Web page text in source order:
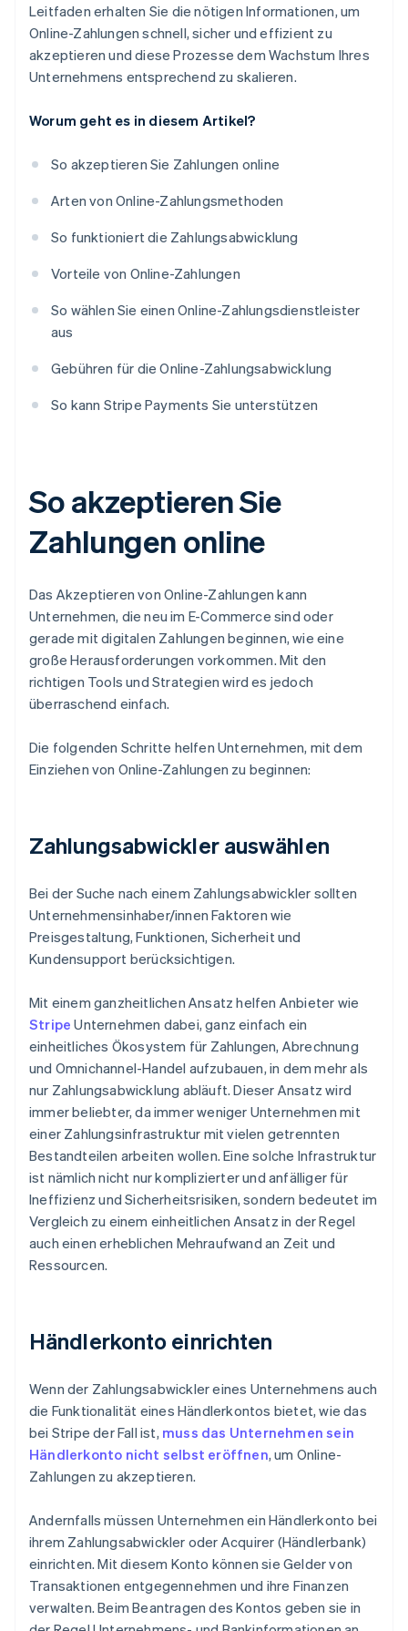
Leitfaden erhalten Sie die nötigen Informationen, um
Online-Zahlungen schnell, sicher und effizient zu
akzeptieren und diese Prozesse dem Wachstum Ihres
Unternehmens entsprechend zu skalieren.
Worum geht es in diesem Artikel?
So akzeptieren Sie Zahlungen online
Arten von Online-Zahlungsmethoden
So funktioniert die Zahlungsabwicklung
Vorteile von Online-Zahlungen
So wählen Sie einen Online-Zahlungsdienstleister
aus
Gebühren für die Online-Zahlungsabwicklung
So kann Stripe Payments Sie unterstützen
So akzeptieren Sie
Zahlungen online
Das Akzeptieren von Online-Zahlungen kann
Unternehmen, die neu im E-Commerce sind oder
gerade mit digitalen Zahlungen beginnen, wie eine
große Herausforderungen vorkommen. Mit den
richtigen Tools und Strategien wird es jedoch
überraschend einfach.
Die folgenden Schritte helfen Unternehmen, mit dem
Einziehen von Online-Zahlungen zu beginnen:
Zahlungsabwickler auswählen
Bei der Suche nach einem Zahlungsabwickler sollten
Unternehmensinhaber/innen Faktoren wie
Preisgestaltung, Funktionen, Sicherheit und
Kundensupport berücksichtigen.
Mit einem ganzheitlichen Ansatz helfen Anbieter wie
Stripe Unternehmen dabei, ganz einfach ein
einheitliches Ökosystem für Zahlungen, Abrechnung
und Omnichannel-Handel aufzubauen, in dem mehr als
nur Zahlungsabwicklung abläuft. Dieser Ansatz wird
immer beliebter, da immer weniger Unternehmen mit
einer Zahlungsinfrastruktur mit vielen getrennten
Bestandteilen arbeiten wollen. Eine solche Infrastruktur
ist nämlich nicht nur komplizierter und anfälliger für
Ineffizienz und Sicherheitsrisiken, sondern bedeutet im
Vergleich zu einem einheitlichen Ansatz in der Regel
auch einen erheblichen Mehraufwand an Zeit und
Ressourcen.
Händlerkonto einrichten
Wenn der Zahlungsabwickler eines Unternehmens auch
die Funktionalität eines Händlerkontos bietet, wie das
bei Stripe der Fall ist, muss das Unternehmen sein
Händlerkonto nicht selbst eröffnen, um Online-
Zahlungen zu akzeptieren.
Andernfalls müssen Unternehmen ein Händlerkonto bei
ihrem Zahlungsabwickler oder Acquirer (Händlerbank)
einrichten. Mit diesem Konto können sie Gelder von
Transaktionen entgegennehmen und ihre Finanzen
verwalten. Beim Beantragen des Kontos geben sie in